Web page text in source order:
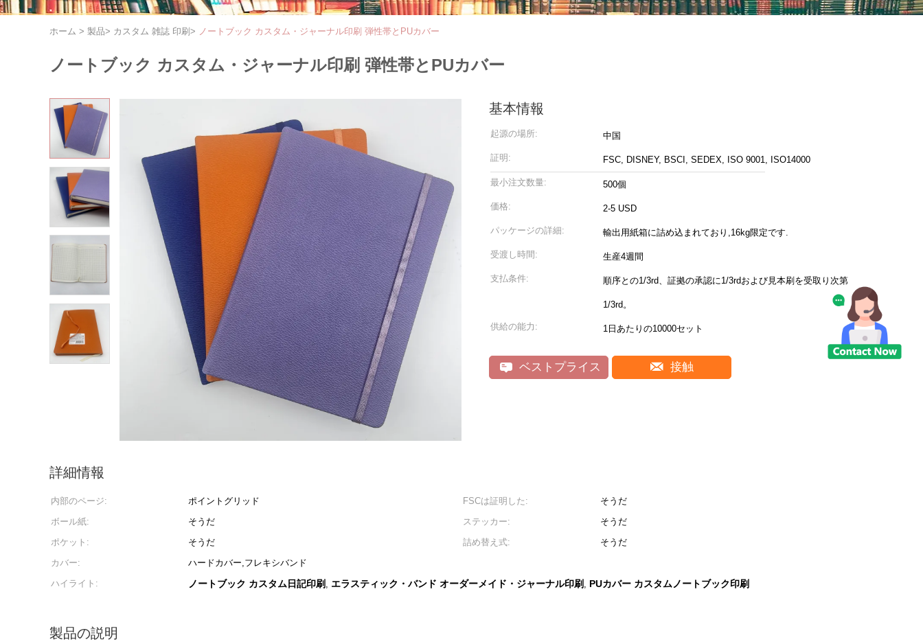
ホーム > 製品> カスタム 雑誌 印刷 > ノートブック カスタム・ジャーナル印刷 弾性帯とPUカバー
ノートブック カスタム・ジャーナル印刷 弾性帯とPUカバー
基本情報
起源の場所: 中国
証明: FSC, DISNEY, BSCI, SEDEX, ISO 9001, ISO14000
最小注文数量: 500個
価格: 2-5 USD
パッケージの詳細: 輸出用紙箱に詰め込まれており,16kg限定です.
受渡し時間: 生産4週間
支払条件: 順序との1/3rd、証拠の承認に1/3rdおよび見本刷を受取り次第
1/3rd。
供給の能力: 1日あたりの10000セット
ベストプライス 接触
詳細情報
内部のページ: ポイントグリッド FSCは証明した:
そうだ
ボール紙:
そうだ ステッカー:
そうだ
ポケット:
そうだ 詰め替え式:
そうだ
カバー:
ハードカバー,フレキシバンド
ハイライト:
ノートブック カスタム日記印刷 , エラスティック・バンド オーダーメイド・ジャーナル印刷 , PUカバー カスタムノートブック印刷
製品の説明